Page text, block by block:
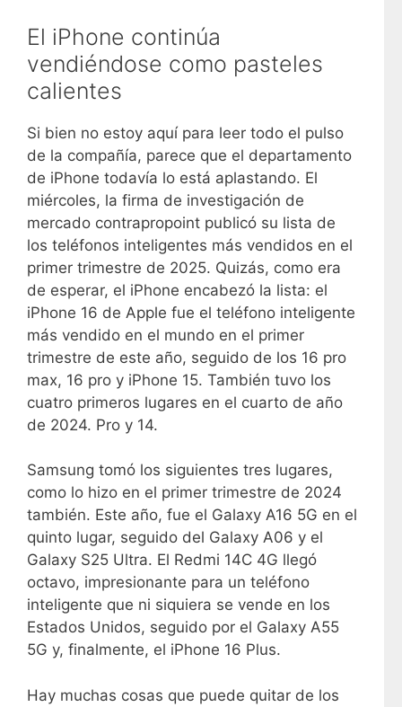
El iPhone continúa
vendiéndose como pasteles
calientes
Si bien no estoy aquí para leer todo el pulso
de la compañía, parece que el departamento
de iPhone todavía lo está aplastando. El
miércoles, la firma de investigación de
mercado contrapropoint publicó su lista de
los teléfonos inteligentes más vendidos en el
primer trimestre de 2025. Quizás, como era
de esperar, el iPhone encabezó la lista: el
iPhone 16 de Apple fue el teléfono inteligente
más vendido en el mundo en el primer
trimestre de este año, seguido de los 16 pro
max, 16 pro y iPhone 15. También tuvo los
cuatro primeros lugares en el cuarto de año
de 2024. Pro y 14.
Samsung tomó los siguientes tres lugares,
como lo hizo en el primer trimestre de 2024
también. Este año, fue el Galaxy A16 5G en el
quinto lugar, seguido del Galaxy A06 y el
Galaxy S25 Ultra. El Redmi 14C 4G llegó
octavo, impresionante para un teléfono
inteligente que ni siquiera se vende en los
Estados Unidos, seguido por el Galaxy A55
5G y, finalmente, el iPhone 16 Plus.
Hay muchas cosas que puede quitar de los